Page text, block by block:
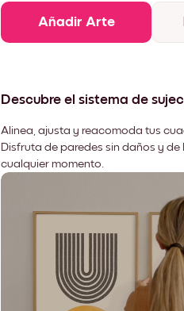
Añadir Arte
Descubre el sistema de
Alinea, ajusta y reacomoda tus
Disfruta de paredes sin daños y
cualquier momento.